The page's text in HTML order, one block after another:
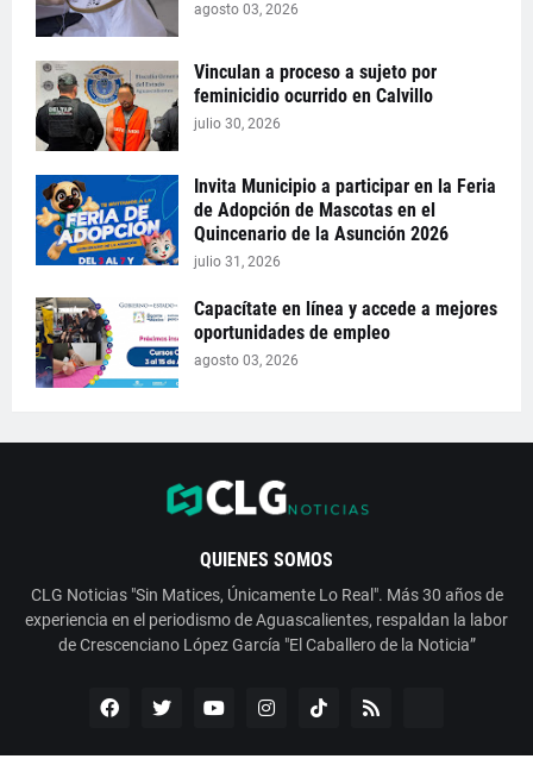
agosto 03, 2026
Vinculan a proceso a sujeto por
feminicidio ocurrido en Calvillo
julio 30, 2026
Invita Municipio a participar en la Feria
de Adopción de Mascotas en el
Quincenario de la Asunción 2026
julio 31, 2026
Capacítate en línea y accede a mejores
oportunidades de empleo
agosto 03, 2026
QUIENES SOMOS
CLG Noticias "Sin Matices, Únicamente Lo Real". Más 30 años de
experiencia en el periodismo de Aguascalientes, respaldan la labor
de Crescenciano López García "El Caballero de la Noticia”